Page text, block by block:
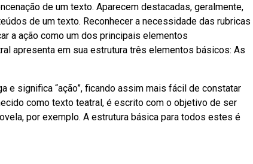
de um texto. Aparecem destacadas, geralmente,
de um texto. Reconhecer a necessidade das rubricas
a ação como um dos principais elementos
apresenta em sua estrutura três elementos básicos: As
e significa “ação”, ficando assim mais fácil de constatar
como texto teatral, é escrito com o objetivo de ser
por exemplo. A estrutura básica para todos estes é